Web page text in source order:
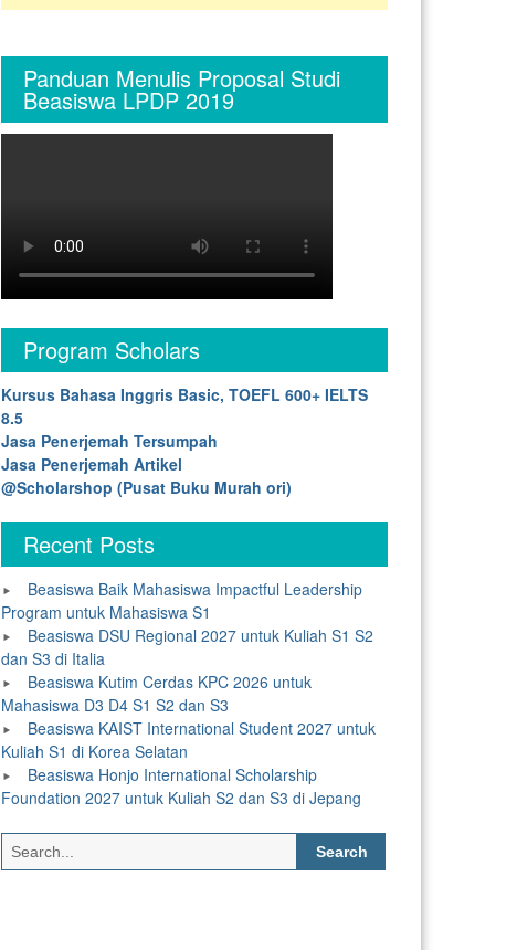
Panduan Menulis Proposal Studi
Beasiswa LPDP 2019
Program Scholars
Kursus Bahasa Inggris Basic, TOEFL 600+ IELTS
8.5
Jasa Penerjemah Tersumpah
Jasa Penerjemah Artikel
@Scholarshop (Pusat Buku Murah ori)
Recent Posts
Beasiswa Baik Mahasiswa Impactful Leadership
Program untuk Mahasiswa S1
Beasiswa DSU Regional 2027 untuk Kuliah S1 S2
dan S3 di Italia
Beasiswa Kutim Cerdas KPC 2026 untuk
Mahasiswa D3 D4 S1 S2 dan S3
Beasiswa KAIST International Student 2027 untuk
Kuliah S1 di Korea Selatan
Beasiswa Honjo International Scholarship
Foundation 2027 untuk Kuliah S2 dan S3 di Jepang
Search
for: